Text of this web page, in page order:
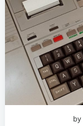
by